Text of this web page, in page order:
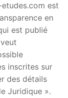
est
en
est publié
inscrites sur
des détails
Juridique ».